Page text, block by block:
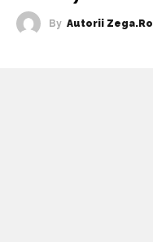
By Autorii Zega.ro